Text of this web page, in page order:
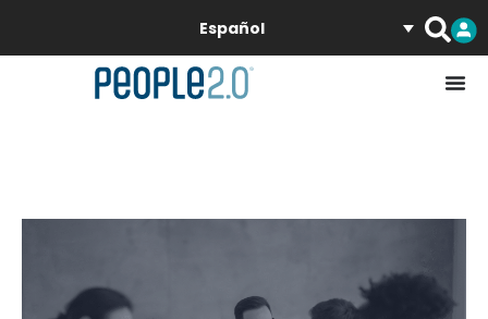
Español